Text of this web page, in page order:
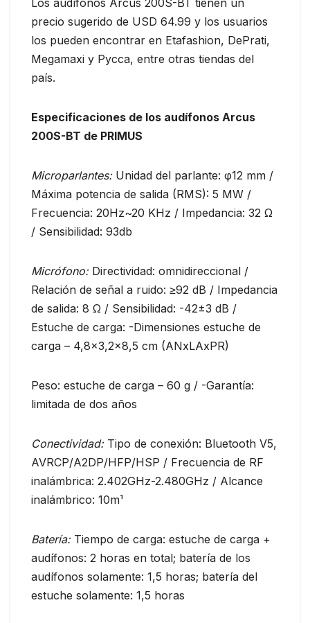
Los audífonos Arcus 200S-BT tienen un
precio sugerido de USD 64.99 y los usuarios
los pueden encontrar en Etafashion, DePrati,
Megamaxi y Pycca, entre otras tiendas del
país.
Especificaciones de los audífonos Arcus
200S-BT de PRIMUS
Microparlantes: Unidad del parlante: φ12 mm /
Máxima potencia de salida (RMS): 5 MW /
Frecuencia: 20Hz~20 KHz / Impedancia: 32 Ω
/ Sensibilidad: 93db
Micrófono: Directividad: omnidireccional /
Relación de señal a ruido: ≥92 dB / Impedancia
de salida: 8 Ω / Sensibilidad: -42±3 dB /
Estuche de carga: -Dimensiones estuche de
carga – 4,8×3,2×8,5 cm (ANxLAxPR)
Peso: estuche de carga – 60 g / -Garantía:
limitada de dos años
Conectividad:Tipo de conexión: Bluetooth V5,
AVRCP/A2DP/HFP/HSP / Frecuencia de RF
inalámbrica: 2.402GHz-2.480GHz / Alcance
inalámbrico: 10m¹
Batería: Tiempo de carga: estuche de carga +
audífonos: 2 horas en total; batería de los
audífonos solamente: 1,5 horas; batería del
estuche solamente: 1,5 horas